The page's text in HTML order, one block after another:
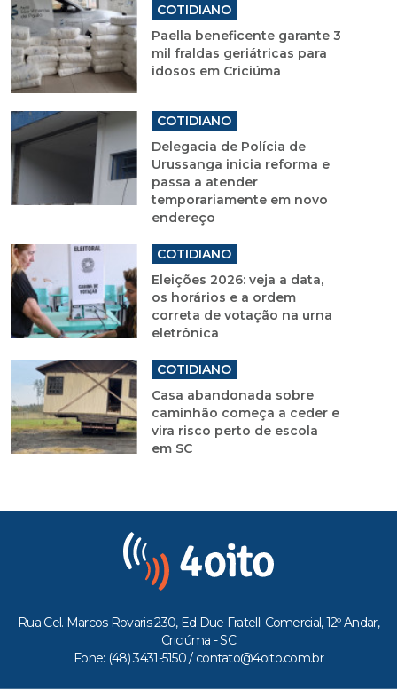
COTIDIANO
Paella beneficente garante 3
mil fraldas geriátricas para
idosos em Criciúma
COTIDIANO
Delegacia de Polícia de
Urussanga inicia reforma e
passa a atender
temporariamente em novo
endereço
COTIDIANO
Eleições 2026: veja a data,
os horários e a ordem
correta de votação na urna
eletrônica
COTIDIANO
Casa abandonada sobre
caminhão começa a ceder e
vira risco perto de escola
em SC
Rua Cel. Marcos Rovaris 230, Ed Due Fratelli Comercial, 12º Andar,
Criciúma - SC
Fone: (48) 3431-5150 / contato@4oito.com.br